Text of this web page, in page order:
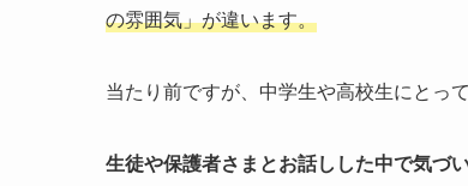
の雰囲気」が違います。
当たり前ですが、中学生や高校生にとっ
生徒や保護者さまとお話しした中で気づ